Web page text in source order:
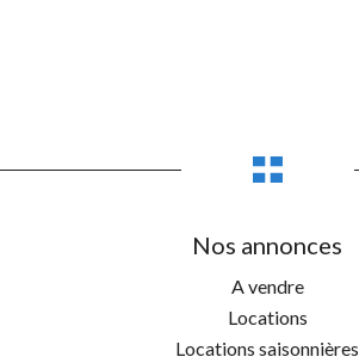
Nos annonces
A vendre
Locations
Locations saisonnières